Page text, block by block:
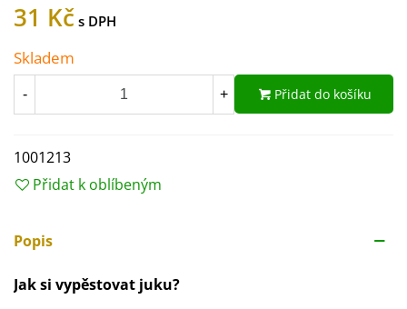
31 Kč
Skladem
- + Přidat do košíku
1001213
Přidat k oblíbeným
Popis
Jak si vypěstovat juku?